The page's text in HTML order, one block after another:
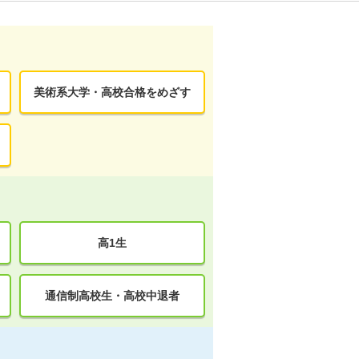
美術系大学・高校合格をめざす
高1生
通信制高校生・高校中退者